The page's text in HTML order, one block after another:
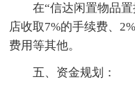
在“信达闲置物品
店收取7%的手续费、
费用等其他。
五、资金规划：